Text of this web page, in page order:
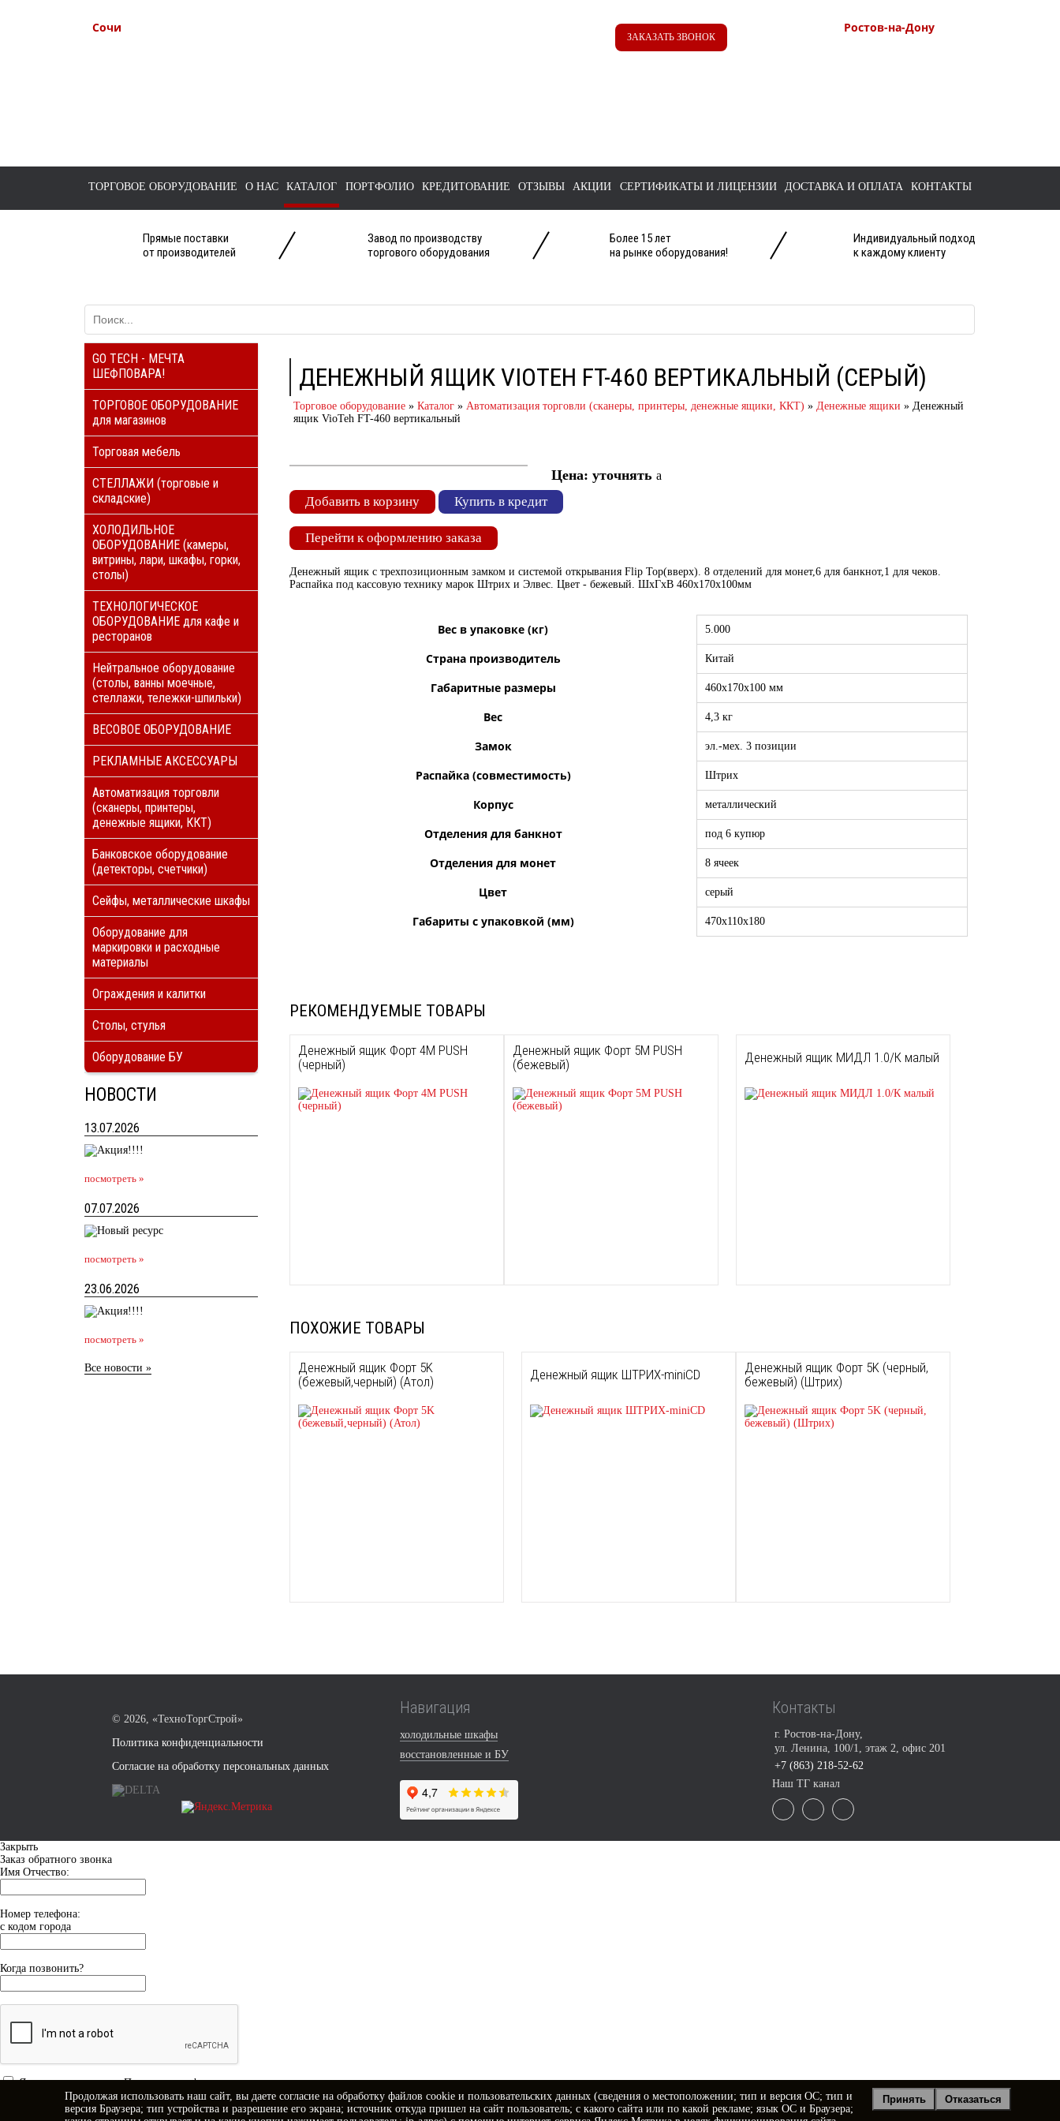
Сочи
ЗАКАЗАТЬ ЗВОНОК
Ростов-на-Дону
ТОРГОВОЕ ОБОРУДОВАНИЕ О НАС КАТАЛОГ ПОРТФОЛИО КРЕДИТОВАНИЕ ОТЗЫВЫ АКЦИИ СЕРТИФИКАТЫ И ЛИЦЕНЗИИ ДОСТАВКА И ОПЛАТА КОНТАКТЫ
Прямые поставки
от производителей
Завод по производству
торгового оборудования
Более 15 лет
на рынке оборудования!
Индивидуальный подход
к каждому клиенту
GO TECH - МЕЧТА
ШЕФПОВАРА!
ТОРГОВОЕ ОБОРУДОВАНИЕ
для магазинов
Торговая мебель
СТЕЛЛАЖИ (торговые и
складские)
ХОЛОДИЛЬНОЕ
ОБОРУДОВАНИЕ (камеры,
витрины, лари, шкафы, горки,
столы)
ТЕХНОЛОГИЧЕСКОЕ
ОБОРУДОВАНИЕ для кафе и
ресторанов
Нейтральное оборудование
(столы, ванны моечные,
стеллажи, тележки-шпильки)
ВЕСОВОЕ ОБОРУДОВАНИЕ
РЕКЛАМНЫЕ АКСЕССУАРЫ
Автоматизация торговли
(сканеры, принтеры,
денежные ящики, ККТ)
Банковское оборудование
(детекторы, счетчики)
Сейфы, металлические шкафы
Оборудование для
маркировки и расходные
материалы
Ограждения и калитки
Столы, стулья
Оборудование БУ
НОВОСТИ
13.07.2026
посмотреть »
07.07.2026
посмотреть »
23.06.2026
посмотреть »
Все новости »
ДЕНЕЖНЫЙ ЯЩИК VIOTEH FT-460 ВЕРТИКАЛЬНЫЙ (СЕРЫЙ)
Торговое оборудование » Каталог » Автоматизация торговли (сканеры, принтеры, денежные ящики, ККТ) » Денежные ящики » Денежный
ящик VioTeh FT-460 вертикальный
Цена: уточнять a
Добавить в корзину Купить в кредит
Перейти к оформлению заказа
Денежный ящик с трехпозиционным замком и системой открывания Flip Top(вверх). 8 отделений для монет,6 для банкнот,1 для чеков.
Распайка под кассовую технику марок Штрих и Элвес. Цвет - бежевый. ШхГхВ 460х170х100мм
Вес в упаковке (кг) 5.000
Страна производитель Китай
Габаритные размеры 460х170х100 мм
Вес 4,3 кг
Замок эл.-мех. 3 позиции
Распайка (совместимость) Штрих
Корпус металлический
Отделения для банкнот под 6 купюр
Отделения для монет 8 ячеек
Цвет серый
Габариты с упаковкой (мм) 470x110x180
РЕКОМЕНДУЕМЫЕ ТОВАРЫ
Денежный ящик Форт 4М PUSH
(черный)
Денежный ящик Форт 5M PUSH
(бежевый)
Денежный ящик МИДЛ 1.0/К малый
ПОХОЖИЕ ТОВАРЫ
Денежный ящик Форт 5K
(бежевый,черный) (Атол)
Денежный ящик ШТРИХ-miniCD
Денежный ящик Форт 5K (черный,
бежевый) (Штрих)
© 2026, «ТехноТоргСтрой»
Политика конфиденциальности
Согласие на обработку персональных данных
Навигация
холодильные шкафы
восстановленные и БУ
Контакты
г. Ростов-на-Дону,
ул. Ленина, 100/1, этаж 2, офис 201
+7 (863) 218-52-62
Наш ТГ канал
Закрыть
Заказ обратного звонка
Имя Отчество:
Номер телефона:
с кодом города
Когда позвонить?
Я принимаю условияПолитики конфиденциальности
согласие на обработку персональных данных
Продолжая использовать наш сайт, вы даете согласие на обработку файлов cookie и пользовательских данных (сведения о местоположении; тип и версия ОС; тип и
версия Браузера; тип устройства и разрешение его экрана; источник откуда пришел на сайт пользователь; с какого сайта или по какой рекламе; язык ОС и Браузера;
Принять Отказаться